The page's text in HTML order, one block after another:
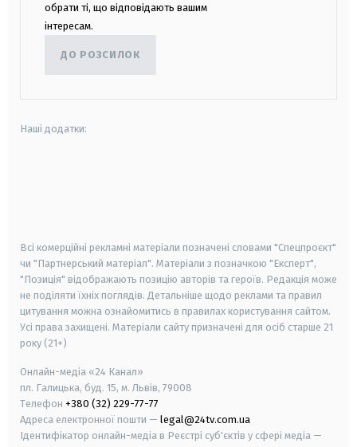
обрати ті, що відповідають вашим
інтересам.
ДО РОЗСИЛОК
Наші додатки:
Всі комерційні рекламні матеріали позначені словами "Спецпроєкт"
чи "Партнерський матеріал". Матеріали з позначкою "Експерт",
"Позиція" відображають позицію авторів та героїв. Редакція може
не поділяти їхніх поглядів. Детальніше щодо реклами та правил
цитування можна ознайомитись в правилах користування сайтом.
Усі права захищені. Матеріали сайту призначені для осіб старше 21
року (21+)
Онлайн-медіа «24 Канал»
пл. Галицька, буд. 15, м. Львів, 79008
Телефон +380 (32) 229-77-77
Адреса електронної пошти — legal@24tv.com.ua
Ідентифікатор онлайн-медіа в Реєстрі суб'єктів у сфері медіа —